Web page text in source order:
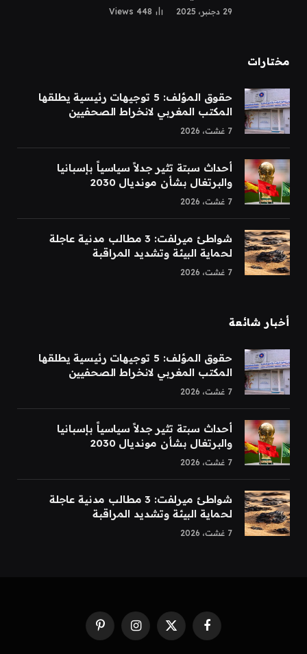
29 دجنبر، 2025 448
Views
مختارات
حقوق المؤلف: 5 توجيهات رئيسية يطلقها
المكتب المغربي لانخراط الصحفيين
7 غشت، 2026
أحداث سبتة تثير جدلاً سياسياً بإسبانيا
والبرتغال بشأن مونديال 2030
7 غشت، 2026
شواطئ ميرلفت: 3 مطالب مدنية عاجلة
لحماية البيئة وتشديد المراقبة
7 غشت، 2026
أخبار شائعة
حقوق المؤلف: 5 توجيهات رئيسية يطلقها
المكتب المغربي لانخراط الصحفيين
7 غشت، 2026
أحداث سبتة تثير جدلاً سياسياً بإسبانيا
والبرتغال بشأن مونديال 2030
7 غشت، 2026
شواطئ ميرلفت: 3 مطالب مدنية عاجلة
لحماية البيئة وتشديد المراقبة
7 غشت، 2026
Facebook
X
Instagram
Pinterest